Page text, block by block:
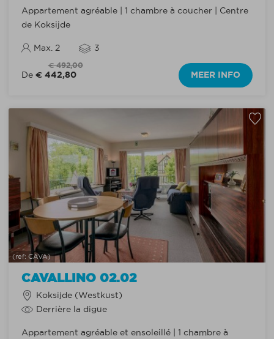
Appartement agréable | 1 chambre à coucher | Centre
de Koksijde
Max. 2 3
€ 492,00
De € 442,80 MEER INFO
CAVALLINO 02.02
(ref: CAVA)
Koksijde (Westkust)
Derrière la digue
Appartement agréable et ensoleillé | 1 chambre à